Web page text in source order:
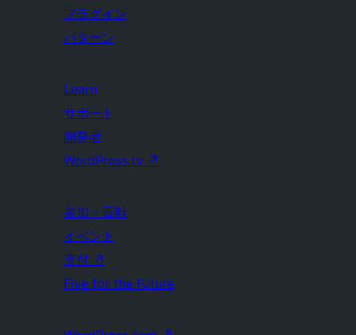
プラグイン
パターン
Learn
サポート
開発者
WordPress.tv ↗
参加・貢献
イベント
寄付 ↗
Five for the Future